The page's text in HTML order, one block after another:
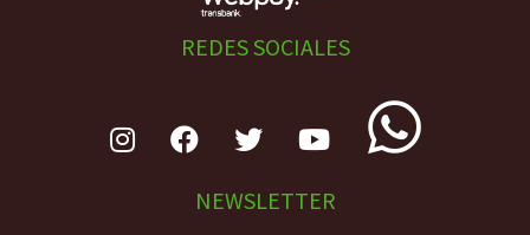
REDES SOCIALES
NEWSLETTER